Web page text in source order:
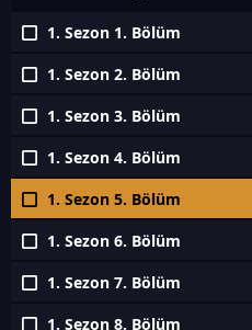
1. Sezon 1. Bölüm
1. Sezon 2. Bölüm
1. Sezon 3. Bölüm
1. Sezon 4. Bölüm
1. Sezon 5. Bölüm
1. Sezon 6. Bölüm
1. Sezon 7. Bölüm
1. Sezon 8. Bölüm